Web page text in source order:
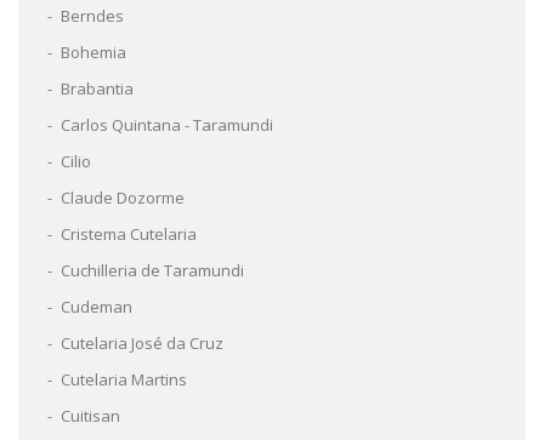
Berndes
Bohemia
Brabantia
Carlos Quintana - Taramundi
Cilio
Claude Dozorme
Cristema Cutelaria
Cuchilleria de Taramundi
Cudeman
Cutelaria José da Cruz
Cutelaria Martins
Cuitisan